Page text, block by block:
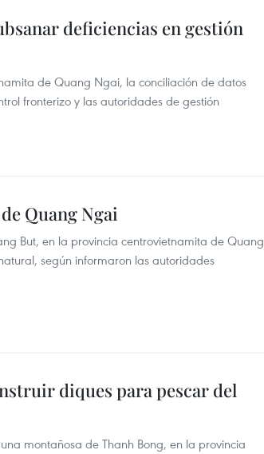
deficiencias en gestión
de Quang Ngai, la conciliación de datos
fronterizo y las autoridades de gestión
Quang Ngai
But, en la provincia centrovietnamita de Quang
según informaron las autoridades
diques para pescar del
montañosa de Thanh Bong, en la provincia